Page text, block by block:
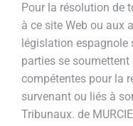
Pour la résolution de
à ce site Web ou aux
législation espagnole
parties se
compétentes pour la
survenant ou liés à
Tribunaux. de